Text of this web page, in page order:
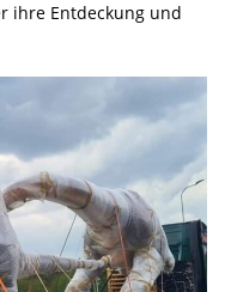
ihre Entdeckung und